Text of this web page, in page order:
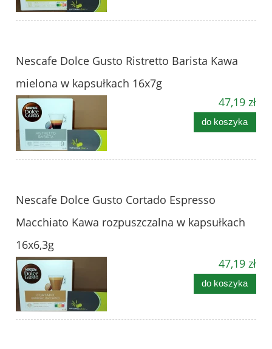
Nescafe Dolce Gusto Ristretto Barista Kawa
mielona w kapsułkach 16x7g
47,19 zł
do koszyka
Nescafe Dolce Gusto Cortado Espresso
Macchiato Kawa rozpuszczalna w kapsułkach
16x6,3g
47,19 zł
do koszyka